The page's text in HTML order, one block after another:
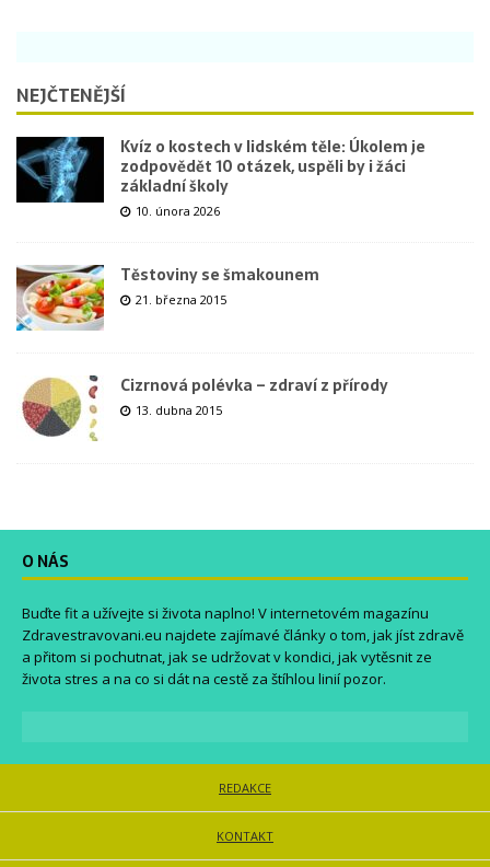
NEJČTENĚJŠÍ
Kvíz o kostech v lidském těle: Úkolem je
zodpovědět 10 otázek, uspěli by i žáci
základní školy
10. února 2026
Těstoviny se šmakounem
21. března 2015
Cizrnová polévka – zdraví z přírody
13. dubna 2015
O NÁS
Buďte fit a užívejte si života naplno! V internetovém magazínu
Zdravestravovani.eu najdete zajímavé články o tom, jak jíst zdravě
a přitom si pochutnat, jak se udržovat v kondici, jak vytěsnit ze
života stres a na co si dát na cestě za štíhlou linií pozor.
REDAKCE
KONTAKT